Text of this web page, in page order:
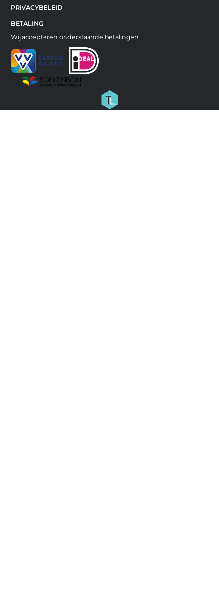
PRIVACYBELEID
BETALING
Wij accepteren onderstaande betalingen